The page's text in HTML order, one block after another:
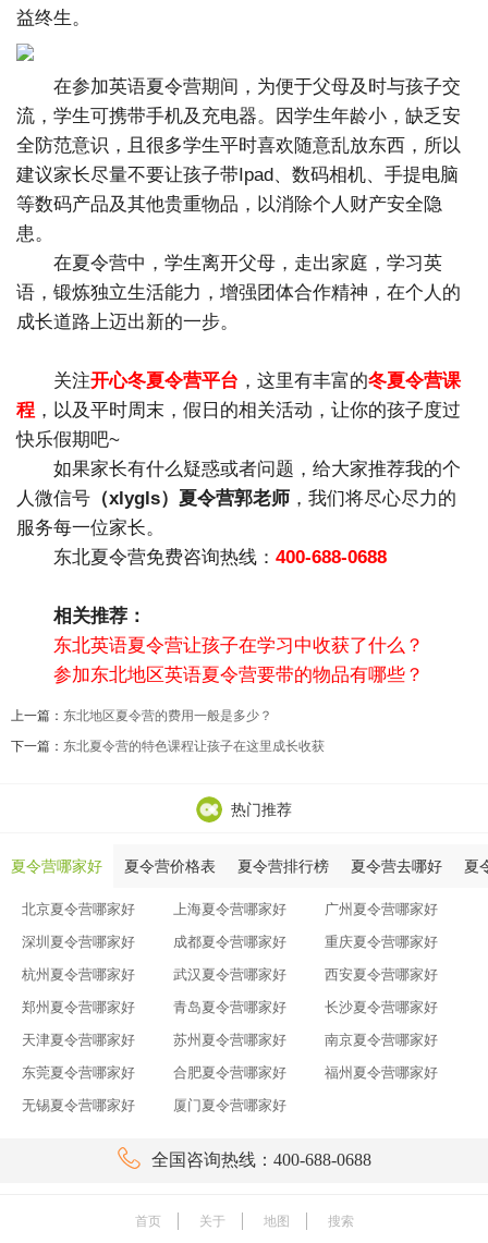
益终生。
在参加英语夏令营期间，为便于父母及时与孩子交
流，学生可携带手机及充电器。因学生年龄小，缺乏安
全防范意识，且很多学生平时喜欢随意乱放东西，所以
建议家长尽量不要让孩子带Ipad、数码相机、手提电脑
等数码产品及其他贵重物品，以消除个人财产安全隐
患。
在夏令营中，学生离开父母，走出家庭，学习英
语，锻炼独立生活能力，增强团体合作精神，在个人的
成长道路上迈出新的一步。
关注开心冬夏令营平台 ，这里有丰富的冬夏令营课
程 ，以及平时周末，假日的相关活动，让你的孩子度过
快乐假期吧~
如果家长有什么疑惑或者问题，给大家推荐我的个
人微信号 （xlygls）夏令营郭老师 ，我们将尽心尽力的
服务每一位家长。
东北夏令营免费咨询热线： 400-688-0688
相关推荐：
东北英语夏令营让孩子在学习中收获了什么？
参加东北地区英语夏令营要带的物品有哪些？
上一篇： 东北地区夏令营的费用一般是多少？
下一篇： 东北夏令营的特色课程让孩子在这里成长收获
热门推荐
夏令营哪家好 夏令营价格表 夏令营排行榜 夏令营去哪好 夏
北京夏令营哪家好 上海夏令营哪家好
广州夏令营哪家好
深圳夏令营哪家好
成都夏令营哪家好
重庆夏令营哪家好
杭州夏令营哪家好
武汉夏令营哪家好
西安夏令营哪家好
郑州夏令营哪家好
青岛夏令营哪家好
长沙夏令营哪家好
天津夏令营哪家好
苏州夏令营哪家好
南京夏令营哪家好
东莞夏令营哪家好
合肥夏令营哪家好
福州夏令营哪家好
无锡夏令营哪家好
厦门夏令营哪家好
 全国咨询热线：400-688-0688
首页 关于 地图
搜索